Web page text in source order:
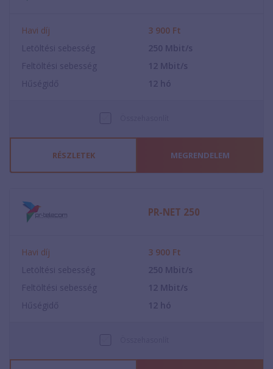
Havi díj 3 900 Ft
Letöltési sebesség
250 Mbit/s
Feltöltési sebesség
12 Mbit/s
Hűségidő
12 hó
RÉSZLETEK MEGRENDELEM
PR-NET 250
Havi díj 3 900 Ft
Letöltési sebesség
250 Mbit/s
Feltöltési sebesség
12 Mbit/s
Hűségidő
12 hó